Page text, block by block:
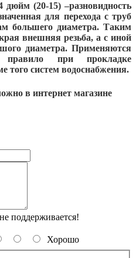
дюйм (20-15) –разновидность
для перехода с труб
большего диаметра. Таким
внешняя резьба, а с иной
диаметра. Применяются
при прокладке
того систем водоснабжения.
в интернет магазине
поддерживается!
Хорошо